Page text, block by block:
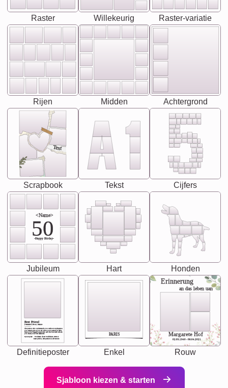
Raster Willekeurig Raster-variatie
Rijen Midden Achtergrond
Text
Scrapbook Tekst Cijfers
<Name>
50
-Happy Birday-
Jubileum Hart Honden
Best Friend
[<NAME>] Noun, feminie
Synonyms: Soulmate, closet confidante, sister at
heart person, life partner in adventure.
The person who understands you without explanation
you accepts just as you are. She's your partner in life's,
chaos your biggest supporter, and the one with whom
you share your best memories.
Definitieposter
PARIS
Enkel
Erinnerung
an das leben uan
Margarete Hof
02.05.1940 - 08.04.2021
Rouw
Sjabloon kiezen & starten